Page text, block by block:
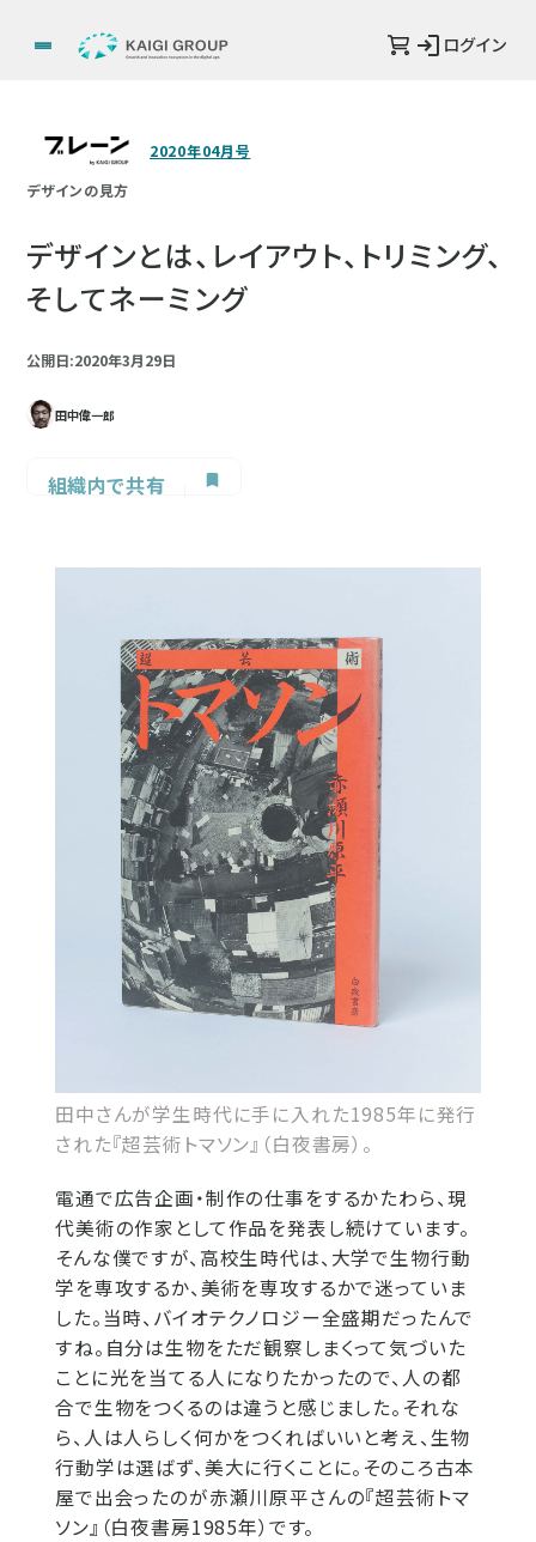
ログイン
2020年04月号
デザインの見方
デザインとは、レイアウト、トリミング、
そしてネーミング
公開日:2020年3月29日
田中偉一郎
組織内で共有
田中さんが学生時代に手に入れた1985年に発行
された『超芸術トマソン』（白夜書房）。
電通で広告企画・制作の仕事をするかたわら、現
代美術の作家として作品を発表し続けています。
そんな僕ですが、高校生時代は、大学で生物行動
学を専攻するか、美術を専攻するかで迷っていま
した。当時、バイオテクノロジー全盛期だったんで
すね。自分は生物をただ観察しまくって気づいた
ことに光を当てる人になりたかったので、人の都
合で生物をつくるのは違うと感じました。それな
ら、人は人らしく何かをつくればいいと考え、生物
行動学は選ばず、美大に行くことに。そのころ古本
屋で出会ったのが赤瀬川原平さんの『超芸術トマ
ソン』（白夜書房1985年）です。